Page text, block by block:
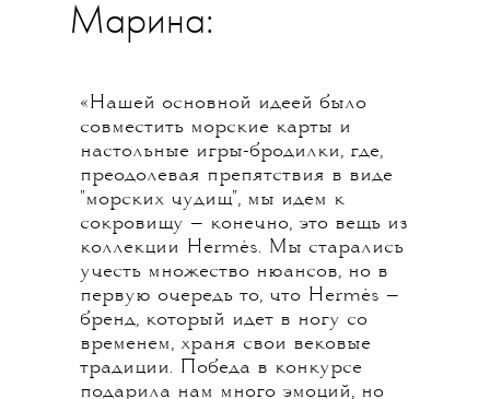
Марина:
«Нашей основной идеей было
совместить морские карты и
настольные игры-бродилки, где,
преодолевая препятствия в виде
"морских чудищ", мы идем к
сокровищу — конечно, это вещь из
коллекции Hermès. Мы старались
учесть множество нюансов, но в
первую очередь то, что Hermès —
бренд, который идет в ногу со
временем, храня свои вековые
традиции. Победа в конкурсе
подарила нам много эмоций, но